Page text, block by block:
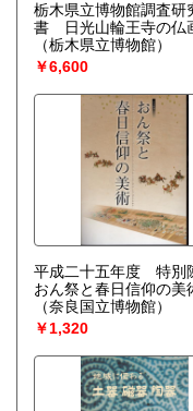
栃木県立博物館調査研
書 日光山輪王寺の仏
（栃木県立博物館）
￥6,600
平成二十五年度 特
おん祭と春日信仰の美
（奈良国立博物館）
￥1,320